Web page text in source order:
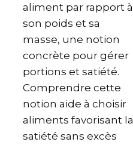
aliment par rapport à
son poids et sa
masse, une notion
concrète pour gérer
portions et satiété.
Comprendre cette
notion aide à choisir
aliments favorisant la
satiété sans excès